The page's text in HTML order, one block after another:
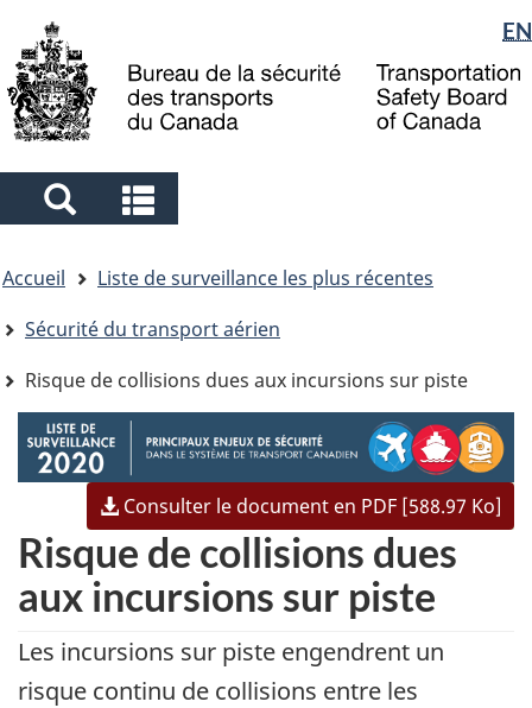
to
main
to
"About
government"
à
la
Sélection
de
la
langue
EN
Search
and
menus
and
menus
êtes
ici
Accueil
Liste de surveillance les plus récentes
Sécurité du transport aérien
Risque de collisions dues aux incursions sur piste
Image
Consulter le document en PDF [588.97 Ko]
Risque de collisions dues
aux incursions sur piste
Les incursions sur piste engendrent un
risque continu de collisions entre les